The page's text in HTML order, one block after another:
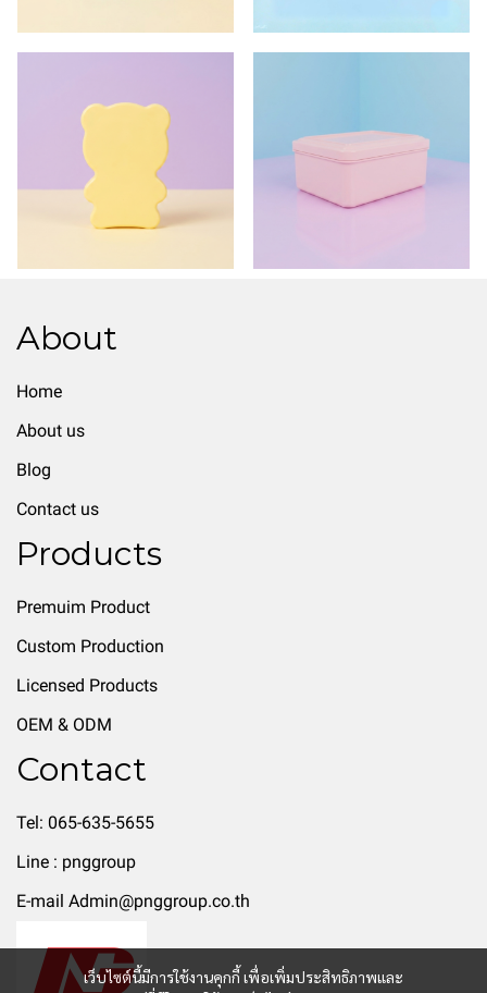
เว็บไซต์นี้มีการใช้งานคุกกี้ เพื่อเพิ่มประสิทธิภาพและ
About
Home
About us
Blog
Contact us
Products
Premuim Product
Custom Production
Licensed Products
OEM & ODM
Contact
Tel: 065-635-5655
Line : pnggroup
E-mail Admin@pnggroup.co.th